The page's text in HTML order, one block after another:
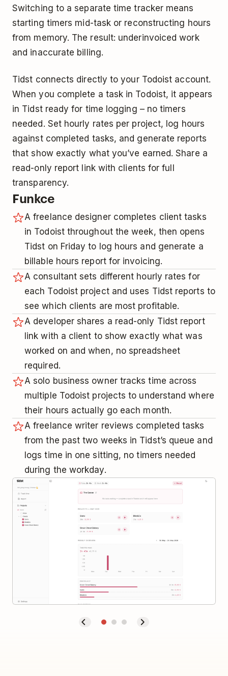
Switching to a separate time tracker means
starting timers mid-task or reconstructing hours
from memory. The result: underinvoiced work
and inaccurate billing.
Tidst connects directly to your Todoist account.
When you complete a task in Todoist, it appears
in Tidst ready for time logging – no timers
needed. Set hourly rates per project, log hours
against completed tasks, and generate reports
that show exactly what you’ve earned. Share a
read-only report link with clients for full
transparency.
Funkce
A freelance designer completes client tasks
in Todoist throughout the week, then opens
Tidst on Friday to log hours and generate a
billable hours report for invoicing.
A consultant sets different hourly rates for
each Todoist project and uses Tidst reports to
see which clients are most profitable.
A developer shares a read-only Tidst report
link with a client to show exactly what was
worked on and when, no spreadsheet
required.
A solo business owner tracks time across
multiple Todoist projects to understand where
their hours actually go each month.
A freelance writer reviews completed tasks
from the past two weeks in Tidst’s queue and
logs time in one sitting, no timers needed
during the workday.